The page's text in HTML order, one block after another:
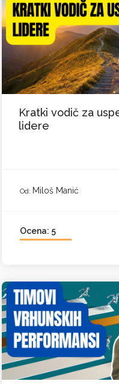
Kratki vodič za
lidere
Od: Miloš Manić
Ocena: 5